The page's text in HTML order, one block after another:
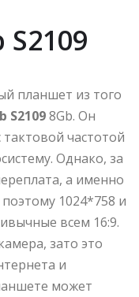
планшет из того
S21098Gb. Он
тактовой частотой
Однако, за
а именно
1024*758 и
всем 16:9.
зато это
и
может